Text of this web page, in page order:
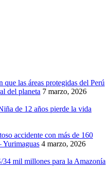
que las áreas protegidas del Perú
del planeta 7 marzo, 2026
de 12 años pierde la vida
accidente con más de 160
Yurimaguas 4 marzo, 2026
34 mil millones para la Amazonía